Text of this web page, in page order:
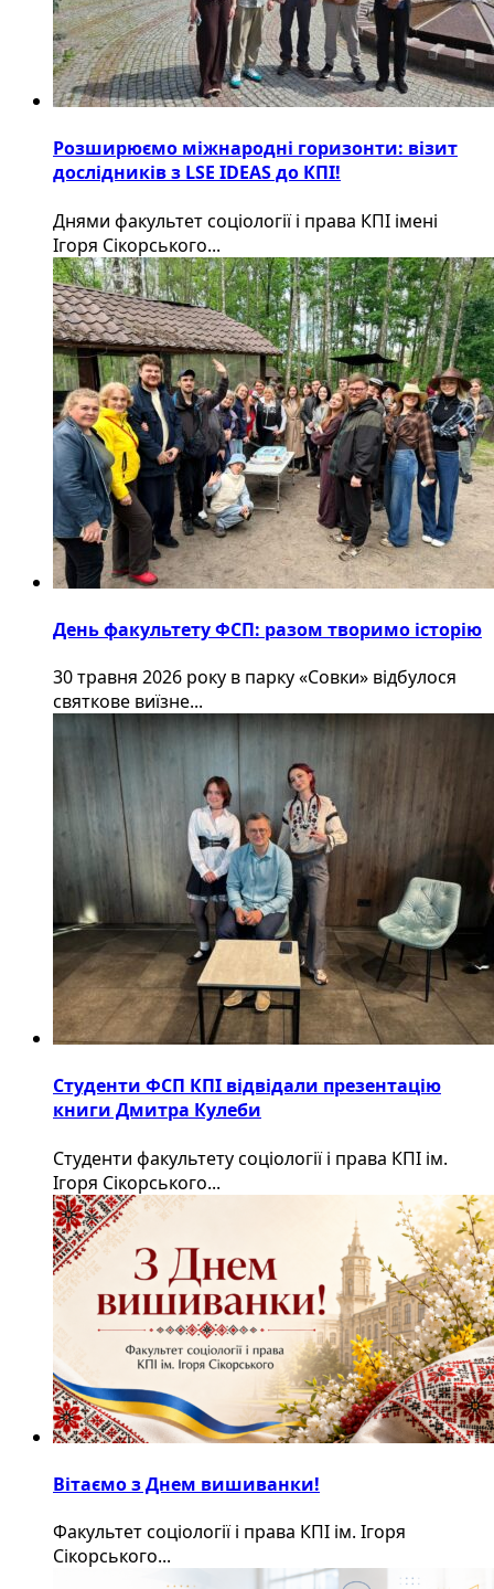
Розширюємо міжнародні горизонти: візит
дослідників з LSE IDEAS до КПІ!
Днями факультет соціології і права КПІ імені
Ігоря Сікорського...
День факультету ФСП: разом творимо історію
30 травня 2026 року в парку «Совки» відбулося
святкове виїзне...
Студенти ФСП КПІ відвідали презентацію
книги Дмитра Кулеби
Студенти факультету соціології і права КПІ ім.
Ігоря Сікорського...
Вітаємо з Днем вишиванки!
Факультет соціології і права КПІ ім. Ігоря
Сікорського...